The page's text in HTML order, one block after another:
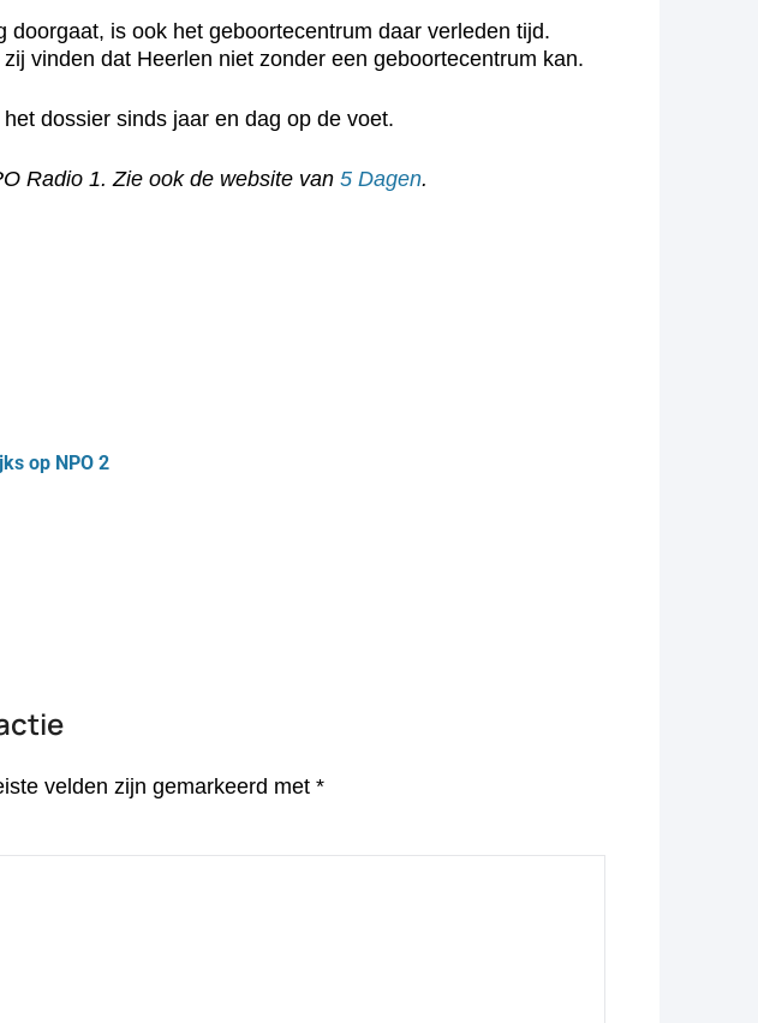
is ook het geboortecentrum daar verleden tijd.
vinden dat Heerlen niet zonder een geboortecentrum kan.
dossier sinds jaar en dag op de voet.
Radio 1. Zie ook de website van 5 Dagen.
op NPO 2
velden zijn gemarkeerd met *